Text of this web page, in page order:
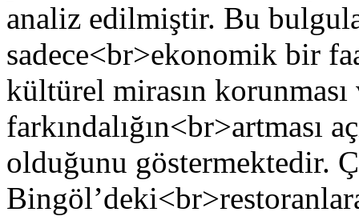
analiz edilmiştir. Bu
sadece<br>ekonomik bir
kültürel mirasın
farkındalığın<br>artması
olduğunu göstermektedir.